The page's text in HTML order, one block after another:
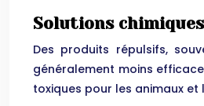
Solutions chimiques
Des produits répulsifs,
généralement moins
toxiques pour les animaux et